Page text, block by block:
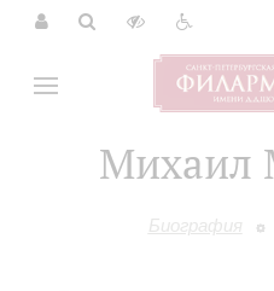
Михаил
Биография